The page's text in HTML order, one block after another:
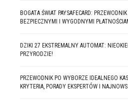
NEWS
CONTACT US
BOGATA ŚWIAT PAYSAFECARD:
BEZPIECZNYMI I WYGODNYMI
DZIKI 27 EKSTREMALNY AUTOMAT:
PRZYRODZIE!
PRZEWODNIK PO WYBORZE IDEALNEGO
KRYTERIA, PORADY EKSPERTÓW I